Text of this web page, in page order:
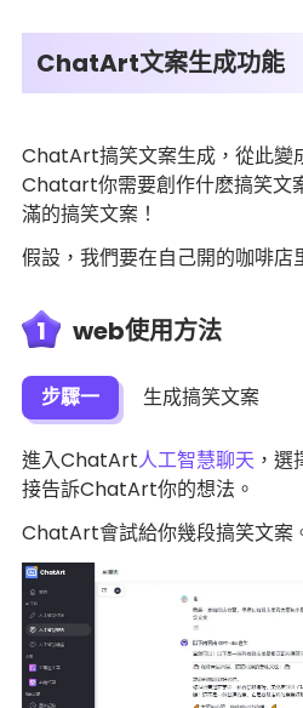
ChatArt文案生成功能
ChatArt搞笑文案生成，從此變
Chatart你需要創作什麽搞笑文
滿的搞笑文案！
假設，我們要在自己開的咖啡店
1 web使用方法
步驟一 生成搞笑文案
進入ChatArt人工智慧聊天 ，
接告訴ChatArt你的想法。
ChatArt會試給你幾段搞笑文案